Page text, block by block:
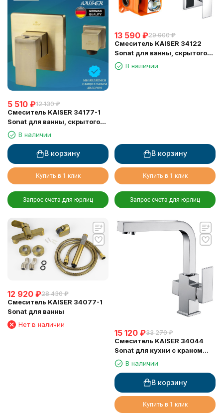
5 510 ₽12 130 ₽
Смеситель KAISER 34177-1
Sonat для ванны, скрытого
монтажа
В наличии
В корзину
Купить в 1 клик
Запрос счета для юрлиц
13 590 ₽29 900 ₽
Смеситель KAISER 34122
Sonat для ванны, скрытого
монтажа
В наличии
В корзину
Купить в 1 клик
Запрос счета для юрлиц
12 920 ₽28 430 ₽
Смеситель KAISER 34077-1
Sonat для ванны
Нет в наличии
15 120 ₽33 270 ₽
Смеситель KAISER 34044
Sonat для кухни с краном
для питьевой воды (кран-
букса 6134)
В наличии
В корзину
Купить в 1 клик